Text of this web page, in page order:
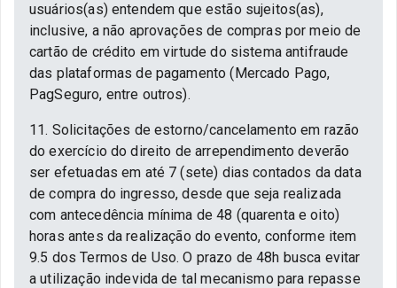
usuários(as) entendem que estão sujeitos(as),
inclusive, a não aprovações de compras por meio de
cartão de crédito em virtude do sistema antifraude
das plataformas de pagamento (Mercado Pago,
PagSeguro, entre outros).
11. Solicitações de estorno/cancelamento em razão
do exercício do direito de arrependimento deverão
ser efetuadas em até 7 (sete) dias contados da data
de compra do ingresso, desde que seja realizada
com antecedência mínima de 48 (quarenta e oito)
horas antes da realização do evento, conforme item
9.5 dos Termos de Uso. O prazo de 48h busca evitar
a utilização indevida de tal mecanismo para repasse